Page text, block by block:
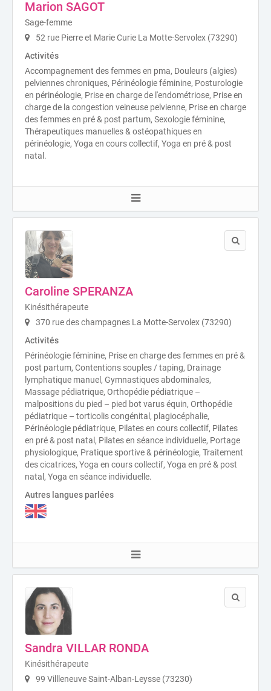
Marion SAGOT
Sage-femme
52 rue Pierre et Marie Curie La Motte-Servolex (73290)
Activités
Accompagnement des femmes en pma, Douleurs (algies)
pelviennes chroniques, Périnéologie féminine, Posturologie
en périnéologie, Prise en charge de l'endométriose, Prise en
charge de la congestion veineuse pelvienne, Prise en charge
des femmes en pré & post partum, Sexologie féminine,
Thérapeutiques manuelles & ostéopathiques en
périnéologie, Yoga en cours collectif, Yoga en pré & post
natal.
Caroline SPERANZA
Kinésithérapeute
370 rue des champagnes La Motte-Servolex (73290)
Activités
Périnéologie féminine, Prise en charge des femmes en pré &
post partum, Contentions souples / taping, Drainage
lymphatique manuel, Gymnastiques abdominales,
Massage pédiatrique, Orthopédie pédiatrique –
malpositions du pied – pied bot varus équin, Orthopédie
pédiatrique – torticolis congénital, plagiocéphalie,
Périnéologie pédiatrique, Pilates en cours collectif, Pilates
en pré & post natal, Pilates en séance individuelle, Portage
physiologique, Pratique sportive & périnéologie, Traitement
des cicatrices, Yoga en cours collectif, Yoga en pré & post
natal, Yoga en séance individuelle.
Autres langues parlées
Sandra VILLAR RONDA
Kinésithérapeute
99 Villleneuve Saint-Alban-Leysse (73230)